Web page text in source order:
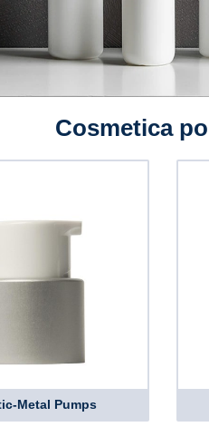
Cosmetica
Metal Pumps